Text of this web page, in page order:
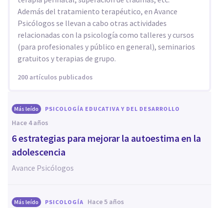
Además del tratamiento terapéutico, en Avance
Psicólogos se llevan a cabo otras actividades
relacionadas con la psicología como talleres y cursos
(para profesionales y público en general), seminarios
gratuitos y terapias de grupo.
200 artículos publicados
Más leído PSICOLOGÍA EDUCATIVA Y DEL DESARROLLO
hace 4 años
6 estrategias para mejorar la autoestima en la
adolescencia
Avance Psicólogos
Más leído PSICOLOGÍA hace 5 años